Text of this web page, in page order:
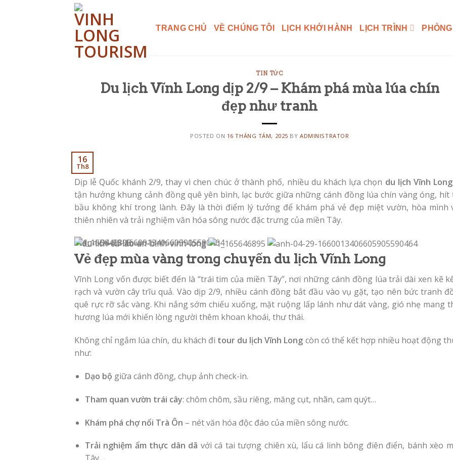
TRANG CHỦ VỀ CHÚNG TÔI LỊCH KHỞI HÀNH LỊCH TRÌNH
TIN TỨC
Du lịch Vĩnh Long dịp 2/9 – Khám phá mùa lúa chín
đẹp như tranh
POSTED ON 16 THÁNG TÁM, 2025 BYADMINISTRATOR
16
Th8
Dịp lễ Quốc khánh 2/9, thay vì chen chúc ở thành phố, nhiều du khách lựa chọn du lịch Vĩnh Long
tận hưởng khung cảnh đồng quê yên bình, lạc bước giữa những cánh đồng lúa chín vàng óng, hít
bầu không khí trong lành. Đây là thời điểm lý tưởng để khám phá vẻ đẹp miệt vườn, hòa mình
thiên nhiên và trải nghiệm văn hóa sông nước đặc trưng của miền Tây.
Vẻ đẹp mùa vàng trong chuyến du lịch Vĩnh Long
Vĩnh Long vốn được biết đến là “trái tim của miền Tây”, nơi những cánh đồng lúa trải dài xen kẽ
rạch và vườn cây trĩu quả. Vào dịp 2/9, nhiều cánh đồng bắt đầu vào vụ gặt, tạo nên bức tranh
quê rực rỡ sắc vàng. Khi nắng sớm chiếu xuống, mặt ruộng lấp lánh như dát vàng, gió nhẹ mang
hương lúa mới khiến lòng người thêm khoan khoái, thư thái.
Không chỉ ngắm lúa chín, du khách đi tour du lịch Vĩnh Long còn có thể kết hợp nhiều hoạt động
như:
Dạo bộ giữa cánh đồng, chụp ảnh check-in.
Tham quan vườn trái cây: chôm chôm, sầu riêng, măng cụt, nhãn, cam quýt…
Khám phá chợ nổi Trà Ôn – nét văn hóa độc đáo của miền sông nước.
Trải nghiệm ẩm thực dân dã với cá tai tượng chiên xù, lẩu cá linh bông điên điển, bánh xèo